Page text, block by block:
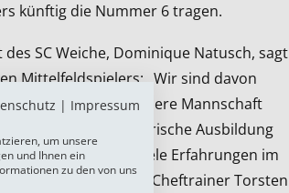
künftig die Nummer 6 tragen.
SC Weiche, Dominique Natusch, sagt
Mittelfeldspielers: „Wir sind davon
Verstärkung für unsere Mannschaft
sehr gute fußballerische Ausbildung
bereits über viele Erfahrungen im
äußert sich unser Cheftrainer Torsten
| Impressum
um unsere
und Ihnen ein
zu den von uns